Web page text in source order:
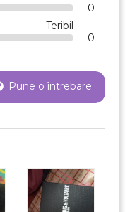
0
Teribil
0
Pune o întrebare